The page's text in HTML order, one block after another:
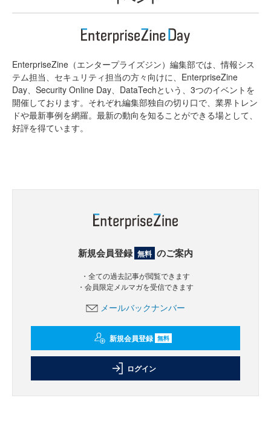
EnterpriseZine（エンタープライズジン）編集部では、情報シス
テム担当、セキュリティ担当の方々向けに、EnterpriseZine
Day、Security Online Day、DataTechという、3つのイベントを
開催しております。それぞれ編集部独自の切り口で、業界トレン
ドや最新事例を網羅。最新の動向を知ることができる場として、
好評を得ています。
新規会員登録 無料 のご案内
・全ての過去記事が閲覧できます
・会員限定メルマガを受信できます
メールバックナンバー
新規会員登録 無料
ログイン